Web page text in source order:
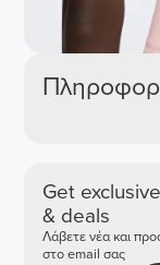
Get
& deals
Λάβετε νέα και
στο email σας